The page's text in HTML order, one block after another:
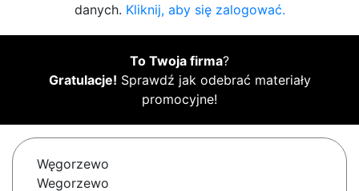
danych. Kliknij, aby się zalogować.
To Twoja firma?
Gratulacje! Sprawdź jak odebrać materiały
promocyjne!
Węgorzewo
Wegorzewo